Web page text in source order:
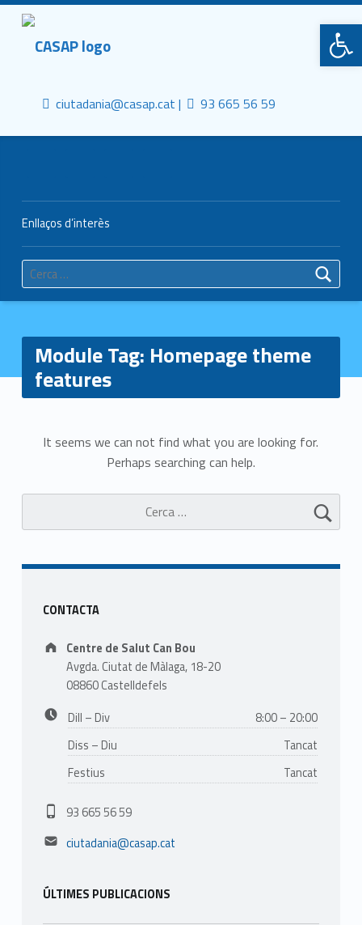
Obre la barra d'eines
ciutadania@casap.cat |
93 665 56 59
Header info sidebar
Enllaços d’interès
Cerca:
Module Tag: Homepage theme
features
i
It seems we can not find what you are looking for.
Perhaps searching can help.
Cerca:
Sidebar
CONTACTA
Address:
Centre de Salut Can Bou
Avgda. Ciutat de Màlaga, 18-20
08860 Castelldefels
Dill – Div
8:00 – 20:00
Diss – Diu
Tancat
Festius
Tancat
Phone number:
93 665 56 59
Email address:
ciutadania@casap.cat
ÚLTIMES PUBLICACIONS